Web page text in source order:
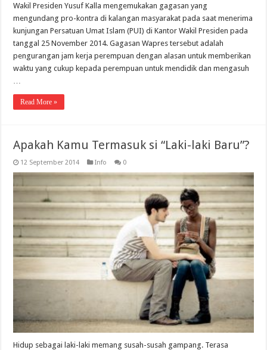
Wakil Presiden Yusuf Kalla mengemukakan gagasan yang
mengundang pro-kontra di kalangan masyarakat pada saat menerima
kunjungan Persatuan Umat Islam (PUI) di Kantor Wakil Presiden pada
tanggal 25 November 2014. Gagasan Wapres tersebut adalah
pengurangan jam kerja perempuan dengan alasan untuk memberikan
waktu yang cukup kepada perempuan untuk mendidik dan mengasuh
Read More »
Apakah Kamu Termasuk si “Laki-laki Baru”?
12 September 2014 Info 0
Hidup sebagai laki-laki memang susah-susah gampang. Terasa